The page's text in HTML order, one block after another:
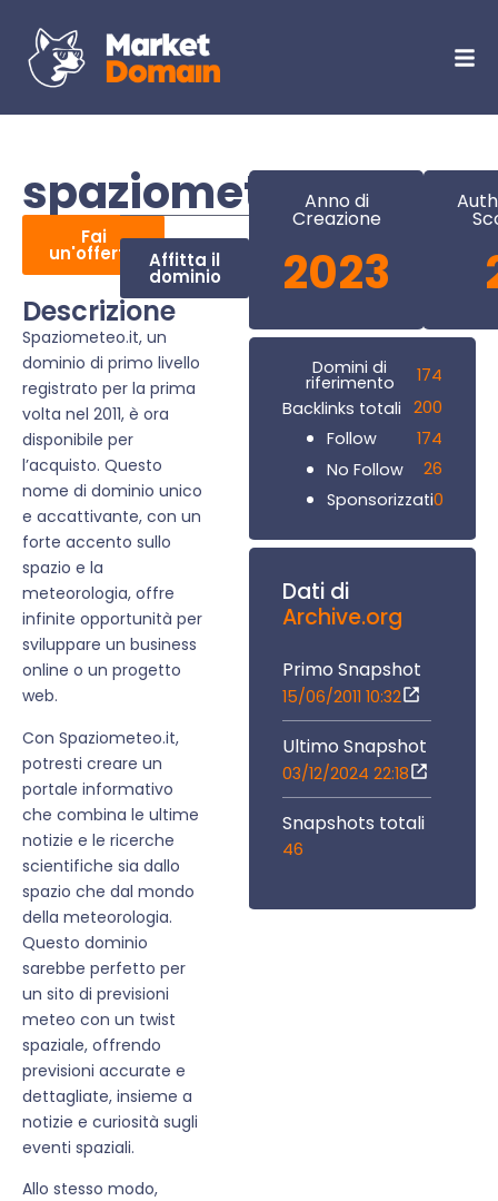
spaziometeo.it
Fai
un'offerta Affitta il
dominio
Descrizione
Spaziometeo.it, un
dominio di primo livello
registrato per la prima
volta nel 2011, è ora
disponibile per
l’acquisto. Questo
nome di dominio unico
e accattivante, con un
forte accento sullo
spazio e la
meteorologia, offre
infinite opportunità per
sviluppare un business
online o un progetto
web.
Con Spaziometeo.it,
potresti creare un
portale informativo
che combina le ultime
notizie e le ricerche
scientifiche sia dallo
spazio che dal mondo
della meteorologia.
Questo dominio
sarebbe perfetto per
un sito di previsioni
meteo con un twist
spaziale, offrendo
previsioni accurate e
dettagliate, insieme a
notizie e curiosità sugli
eventi spaziali.
Allo stesso modo,
Anno di
Creazione
2023
Domini di
riferimento
174
Backlinks totali 200
Follow
174
No Follow
26
Sponsorizzati0
Dati di
Archive.org
Primo Snapshot
15/06/2011 10:32
Ultimo Snapshot
03/12/2024 22:18
Snapshots totali
46